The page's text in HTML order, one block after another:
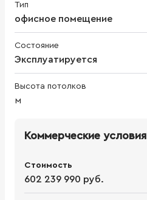
Тип
офисное помещение
Состояние
Эксплуатируется
Высота потолков
м
Коммерческие условия
Стоимость
602 239 990 руб.